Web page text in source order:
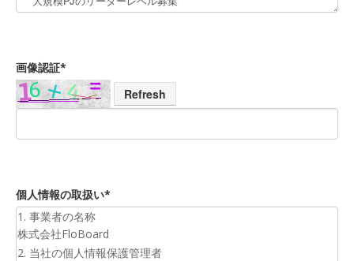
画像認証*
Refresh
個人情報の取扱い*
1. 事業者の名称
株式会社FloBoard
2. 当社の個人情報保護管理者